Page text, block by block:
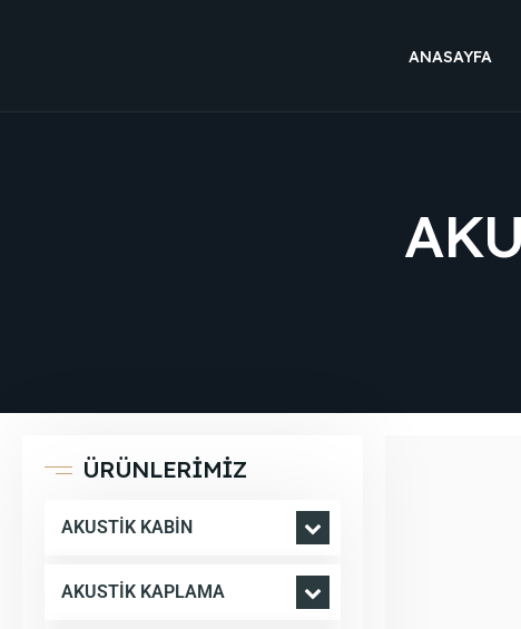
ANASAYFA
ÜRÜNLERİMİZ
AKUSTIK KABIN
AKUSTIK KAPLAMA